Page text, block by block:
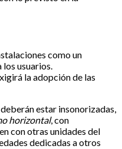
como un
usuarios.
la adopción de las
estar insonorizadas,
horizontal, con
con otras unidades del
dedicadas a otros